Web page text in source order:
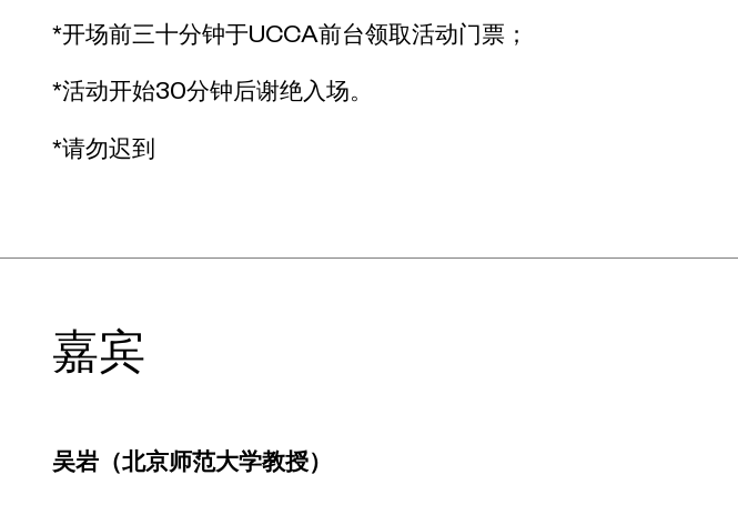
*开场前三十分钟于UCCA前台领取活动门票；
*活动开始30分钟后谢绝入场。
*请勿迟到
嘉宾
吴岩（北京师范大学教授）